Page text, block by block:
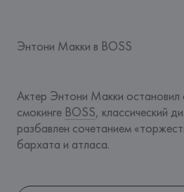
Энтони Макки в BOSS
Актер Энтони Макки остановил
смокинге BOSS, классический
разбавлен сочетанием
бархата и атласа.